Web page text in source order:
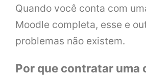
Quando você conta com
Moodle completa, esse e
problemas não existem.
Por que contratar uma